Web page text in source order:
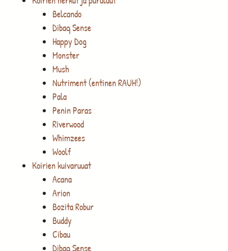
Belcando
Dibaq Sense
Happy Dog
Monster
Mush
Nutriment (entinen RAUH!)
Pala
Penin Paras
Riverwood
Whimzees
Woolf
Koirien kuivaruuat
Acana
Arion
Bozita Robur
Buddy
Cibau
Dibaq Sense